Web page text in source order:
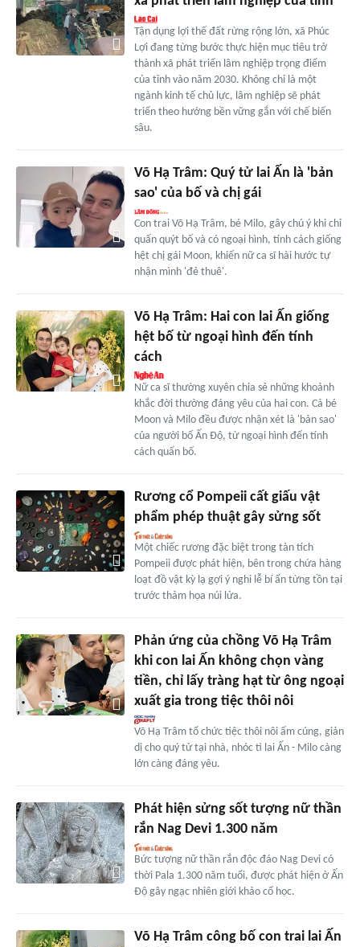
Tận dụng lợi thế đất rừng rộng lớn, xã Phúc
Lợi đang từng bước thực hiện mục tiêu trở
thành xã phát triển lâm nghiệp trọng điểm
của tỉnh vào năm 2030. Không chỉ là một
ngành kinh tế chủ lực, lâm nghiệp sẽ phát
triển theo hướng bền vững gắn với chế biến
sâu.
Võ Hạ Trâm: Quý tử lai Ấn là 'bản
sao' của bố và chị gái
Con trai Võ Hạ Trâm, bé Milo, gây chú ý khi chỉ
quấn quýt bố và có ngoại hình, tính cách giống
hệt chị gái Moon, khiến nữ ca sĩ hài hước tự
nhận mình 'đẻ thuê'.
Võ Hạ Trâm: Hai con lai Ấn giống
hệt bố từ ngoại hình đến tính
cách
Nữ ca sĩ thường xuyên chia sẻ những khoảnh
khắc đời thường đáng yêu của hai con. Cả bé
Moon và Milo đều được nhận xét là 'bản sao'
của người bố Ấn Độ, từ ngoại hình đến tính
cách quấn bố.
Rương cổ Pompeii cất giấu vật
phẩm phép thuật gây sửng sốt
Một chiếc rương đặc biệt trong tàn tích
Pompeii được phát hiện, bên trong chứa hàng
loạt đồ vật kỳ lạ gợi ý nghi lễ bí ẩn từng tồn tại
trước thảm họa núi lửa.
Phản ứng của chồng Võ Hạ Trâm
khi con lai Ấn không chọn vàng
tiền, chỉ lấy tràng hạt từ ông ngoại
xuất gia trong tiệc thôi nôi
Võ Hạ Trâm tổ chức tiệc thôi nôi ấm cúng, giản
dị cho quý tử tại nhà, nhóc tì lai Ấn - Milo càng
lớn càng đáng yêu.
Phát hiện sửng sốt tượng nữ thần
rắn Nag Devi 1.300 năm
Bức tượng nữ thần rắn độc đáo Nag Devi có
thời Pala 1.300 năm tuổi, được phát hiện ở Ấn
Độ gây ngạc nhiên giới khảo cổ học.
Võ Hạ Trâm công bố con trai lai Ấn